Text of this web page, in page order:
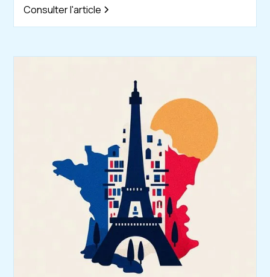
Consulter l'article